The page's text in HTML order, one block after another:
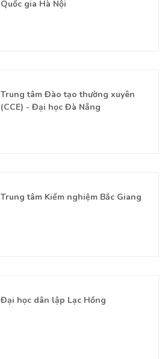
Quốc gia Hà Nội
Trung tâm Đào tạo thường xuyên
(CCE) - Đại học Đà Nẵng
Trung tâm Kiểm nghiệm Bắc Giang
Đại học dân lập Lạc Hồng